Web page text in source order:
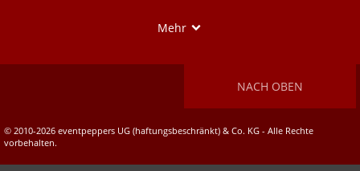
Mehr
NACH OBEN
© 2010-2026 eventpeppers UG (haftungsbeschränkt) & Co. KG - Alle Rechte
vorbehalten.